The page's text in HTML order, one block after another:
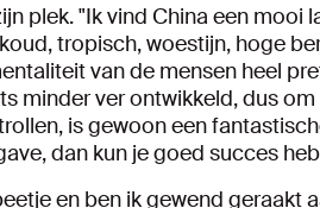
plek. "Ik vind China een mooi
tropisch, woestijn, hoge
van de mensen heel
minder ver ontwikkeld, dus
is gewoon een
dan kun je goed succes
en ben ik gewend geraakt